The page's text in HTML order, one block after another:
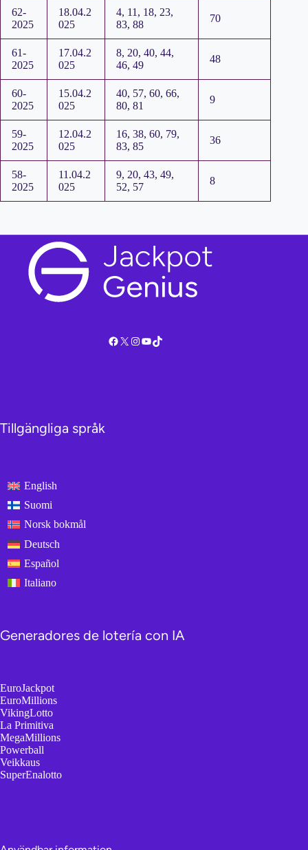
62-
2025
18.04.2
025
4, 11, 18, 23,
83, 88
70
61-
2025
17.04.2
025
8, 20, 40, 44,
46, 49
48
60-
2025
15.04.2
025
40, 57, 60, 66,
80, 81
9
59-
2025
12.04.2
025
16, 38, 60, 79,
83, 85
36
58-
2025
11.04.2
025
9, 20, 43, 49,
52, 57
8
Facebook
X Instagram
YouTube
TikTok
Tillgängliga språk
English
Suomi
Norsk bokmål
Deutsch
Español
Italiano
Generadores de lotería con IA
EuroJackpot
EuroMillions
VikingLotto
La Primitiva
MegaMillions
Powerball
Veikkaus
SuperEnalotto